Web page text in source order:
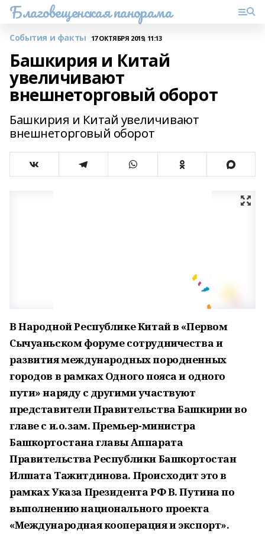
Благовещенская панорама
События и факты 17 ОКТЯБРЯ 2019, 11:13
Башкирия и Китай
увеличивают
внешнеторговый оборот
Башкирия и Китай увеличивают
внешнеторговый оборот
В Народной Республике Китай в «Первом
Сычуаньском форуме сотрудничества и
развития международных породненных
городов в рамках Одного пояса и одного
пути» наряду с другими участвуют
представители Правительства Башкирии во
главе с и.о.зам. Премьер-министра
Башкортостана главы Аппарата
Правительства Республики Башкортостан
Илшата Тажитдинова. Происходит это в
рамках Указа Президента РФ В. Путина по
выполнению национального проекта
«Международная кооперация и экспорт».